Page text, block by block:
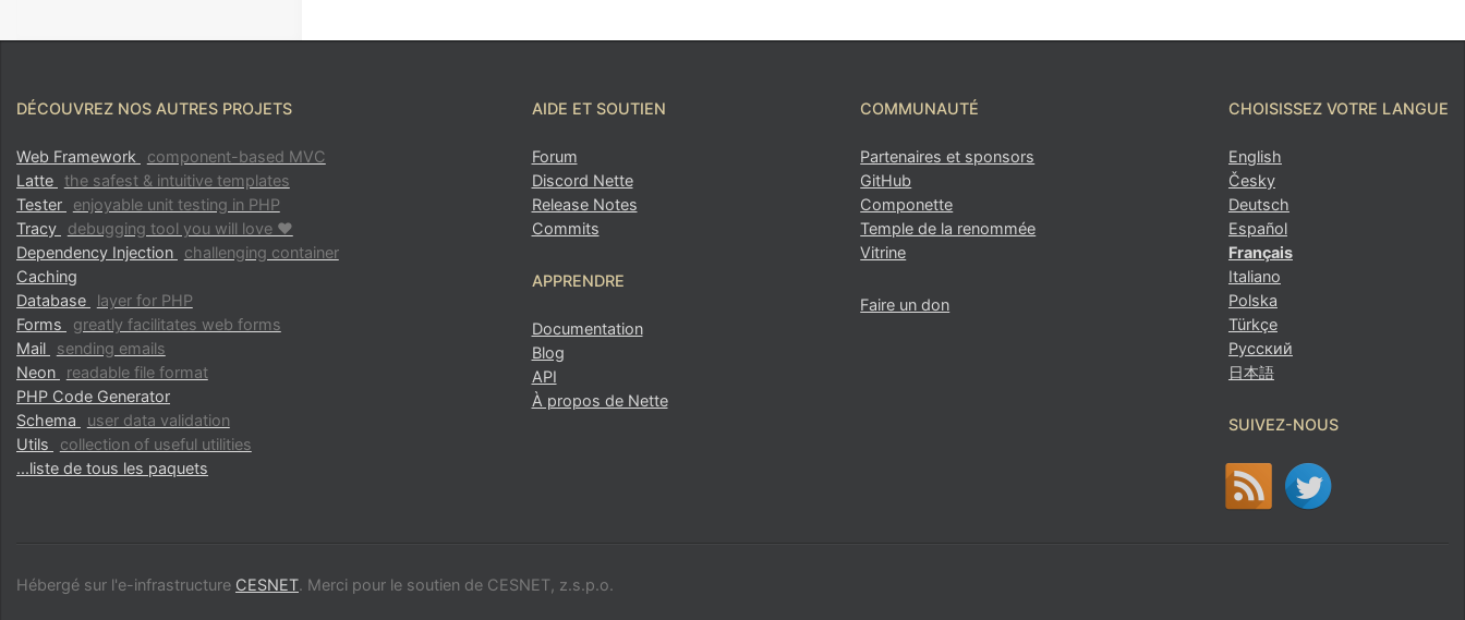
Ouvrir l'aperçu
Signaler un problème avec cette page sur GitHub
DÉCOUVREZ NOS AUTRES PROJETS
Web Framework
component-based MVC
Latte the safest & intuitive templates
Tester
enjoyable unit testing in PHP
Tracy
debugging tool you will love ♥
Dependency Injection
challenging container
Caching
Database
layer for PHP
Forms
greatly facilitates web forms
Mail
sending emails
Neon
readable file format
PHP Code Generator
Schema
user data validation
Utils
collection of useful utilities
...liste de tous les paquets
AIDE ET SOUTIEN
Forum
Discord Nette
Release Notes
Commits
APPRENDRE
Documentation
Blog
API
À propos de Nette
COMMUNAUTÉ
Partenaires et sponsors
GitHub
Componette
Temple de la renommée
Vitrine
Faire un don
CHOISISSEZ VOTRE LANGUE
English
Česky
Deutsch
Español
Français
Italiano
Polska
Türkçe
Русский
日本語
SUIVEZ-NOUS
Hébergé sur l'e-infrastructure CESNET. Merci pour le soutien de CESNET, z.s.p.o.